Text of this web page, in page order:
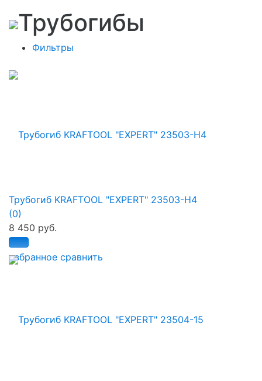
Трубогибы
Фильтры
избранное сравнить
Трубогиб KRAFTOOL "EXPERT" 23503-H4
(0)
8 450 руб.